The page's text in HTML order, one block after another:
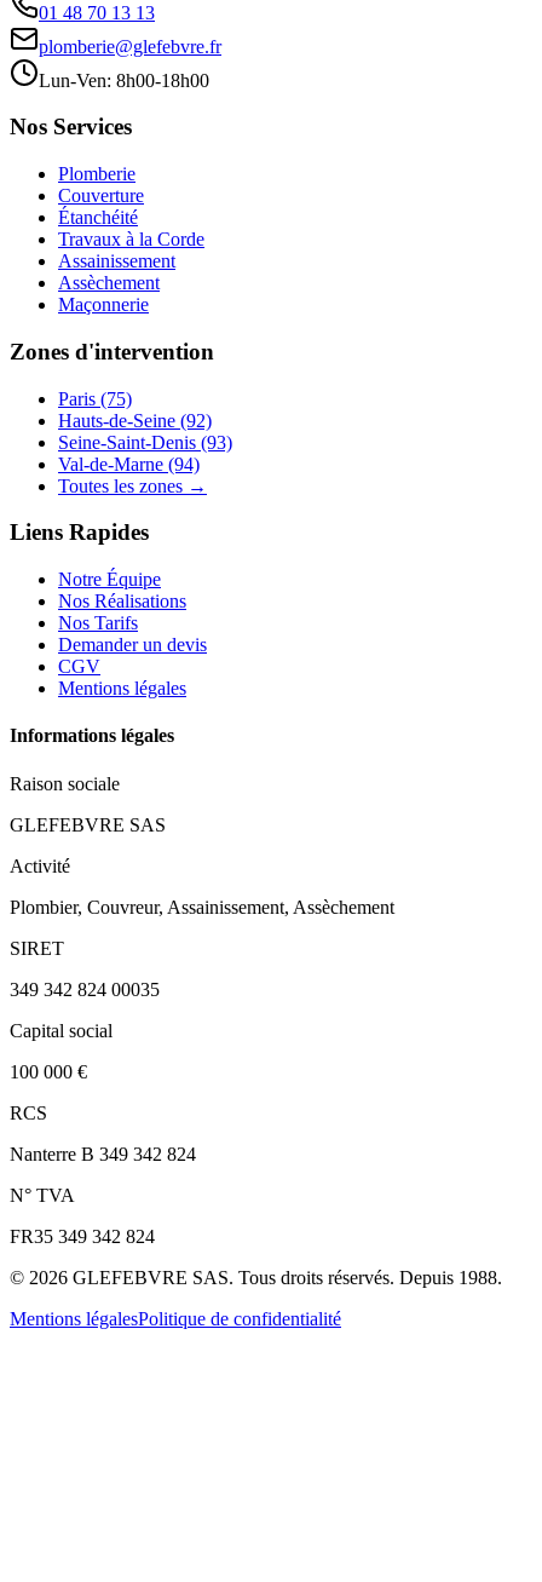
01 48 70 13 13
plomberie@glefebvre.fr
Lun-Ven: 8h00-18h00
Nos Services
Plomberie
Couverture
Étanchéité
Travaux à la Corde
Assainissement
Assèchement
Maçonnerie
Zones d'intervention
Paris (75)
Hauts-de-Seine (92)
Seine-Saint-Denis (93)
Val-de-Marne (94)
Toutes les zones →
Liens Rapides
Notre Équipe
Nos Réalisations
Nos Tarifs
Demander un devis
CGV
Mentions légales
Informations légales
Raison sociale
GLEFEBVRE SAS
Activité
Plombier, Couvreur, Assainissement, Assèchement
SIRET
349 342 824 00035
Capital social
100 000 €
RCS
Nanterre B 349 342 824
N° TVA
FR35 349 342 824
© 2026 GLEFEBVRE SAS. Tous droits réservés. Depuis 1988.
Mentions légalesPolitique de confidentialité